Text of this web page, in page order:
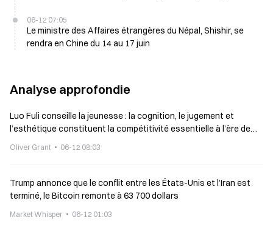
06-12 07:05
Le ministre des Affaires étrangères du Népal, Shishir, se
rendra en Chine du 14 au 17 juin
Analyse approfondie
Luo Fuli conseille la jeunesse : la cognition, le jugement et
l’esthétique constituent la compétitivité essentielle à l’ère de
Oliver Grant 06-12 08:03
Trump annonce que le conflit entre les États-Unis et l’Iran est
terminé, le Bitcoin remonte à 63 700 dollars
Market Whisper 06-12 01:03